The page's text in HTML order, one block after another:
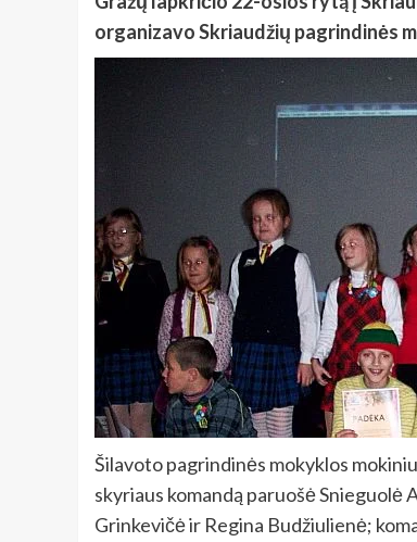
organizavo Skriaudžių pagrindinės
Šilavoto pagrindinės mokyklos
skyriaus komandą paruošė Snieguolė
Grinkevičė ir Regina Budžiulienė;